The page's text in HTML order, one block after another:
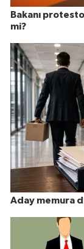
Bakanı
mi?
Aday memura